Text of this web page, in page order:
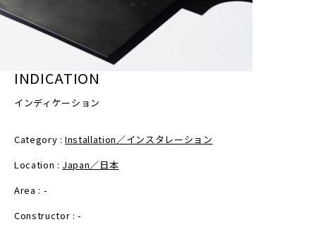
れており、それは狩猟における戦利品としての毛皮な
どの獲得に重ねられると同時に、現代におけるサステ
ィナブルな循環の思想を内包している。こうして本作
品は、過去と現在の価値観を横断しながら、コミュニ
About 1.5 million years ago, the primitive humans—
Homo erectus inhabit a depth of natural cave,
catching small animals by traps, and hunting
ラウンドを主張するアウトラインは、人間の内面や所
作、暮らし、コミュニティの始まりをトレースしてい
る。
前触れ、何かが起こる前に現れる現象や感覚、自然現
象、人的現象など、コミュニティが発生する ”兆し”
まだ不安定な存在ながらも、これから必ず何か起こる
INDICATION
インディケーション
Category :Installation／インスタレーション
Location : Japan／日本
Area : -
Constructor : -